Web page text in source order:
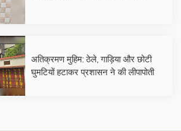
अतिक्रमण मुहिम: ठेले, गाड़िया और छोटी
घुमटियों हटाकर प्रशासन ने की लीपापोती